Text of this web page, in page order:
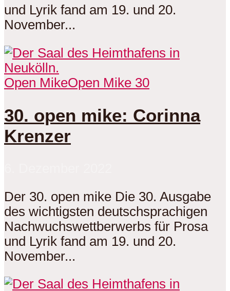
und Lyrik fand am 19. und 20.
November...
Open MikeOpen Mike 30
30. open mike: Corinna
Krenzer
Der 30. open mike Die 30. Ausgabe
des wichtigsten deutschsprachigen
Nachwuchswettberwerbs für Prosa
und Lyrik fand am 19. und 20.
November...